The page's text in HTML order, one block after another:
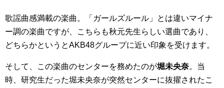
歌謡曲感満載の楽曲。「ガールズルール」とは違いマイナ
ー調の楽曲ですが、こちらも秋元先生らしい選曲であり、
どちらかというとAKB48グループに近い印象を受けます。
そして、この楽曲のセンターを務めたのが堀未央奈。当
時、研究生だった堀未央奈が突然センターに抜擢されたこ